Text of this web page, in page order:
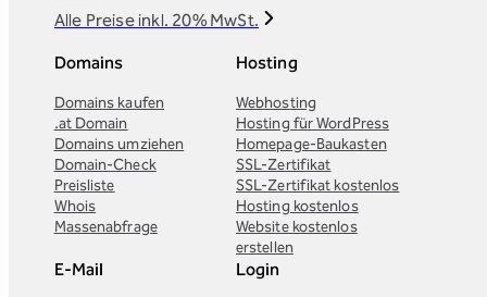
Alle Preise inkl. 20% MwSt.
Domains
Domains kaufen
.at Domain
Domains umziehen
Domain-Check
Preisliste
Whois
Massenabfrage
Hosting
Webhosting
Hosting für WordPress
Homepage-Baukasten
SSL-Zertifikat
SSL-Zertifikat kostenlos
Hosting kostenlos
Website kostenlos
erstellen
E-Mail Login